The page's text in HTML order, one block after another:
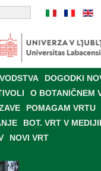
DOGODKI
O BOTANIČNEM
POMAGAM VRTU
BOT. VRT V
NOVI VRT